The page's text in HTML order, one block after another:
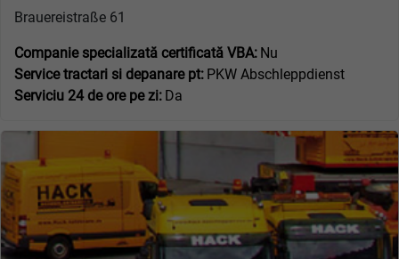
Brauereistraße 61
Companie specializată certificată VBA: Nu
Service tractari si depanare pt: PKW Abschleppdienst
Serviciu 24 de ore pe zi: Da